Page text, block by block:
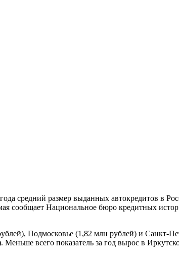
средний размер выданных автокредитов в
сообщает Национальное бюро кредитных
Подмосковье (1,82 млн рублей) и Санкт-
всего показатель за год вырос в